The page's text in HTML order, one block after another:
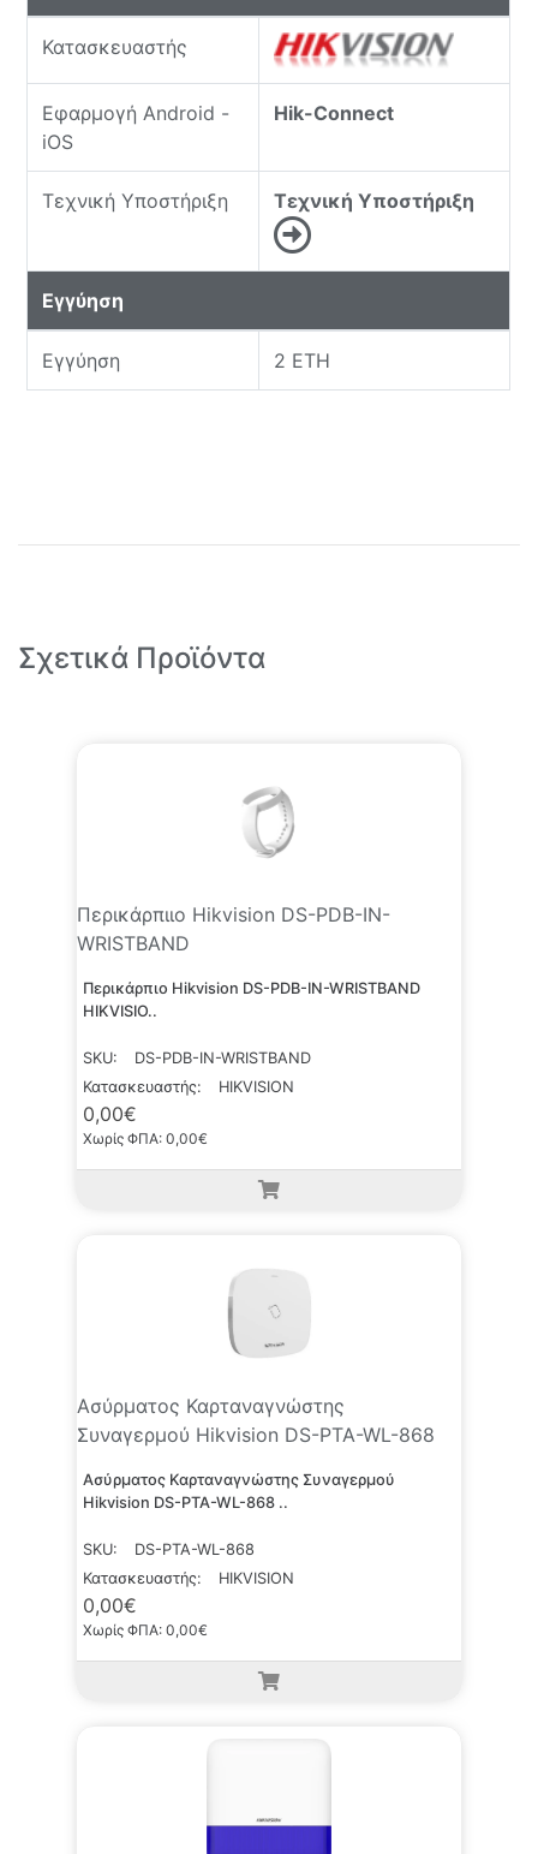
Κατασκευαστής
Εφαρμογή Android -
iOS
Hik-Connect
Τεχνική Υποστήριξη Τεχνική Υποστήριξη
Εγγύηση
Εγγύηση 2 ΕΤΗ
Σχετικά Προϊόντα
Περικάρπιιο Hikvision DS-PDB-IN-
WRISTBAND
Περικάρπιο Hikvision DS-PDB-IN-WRISTBAND
HIKVISIO..
SKU:
DS-PDB-IN-WRISTBAND
Κατασκευαστής:
HIKVISION
0,00€
Χωρίς ΦΠΑ: 0,00€
Ασύρματος Καρταναγνώστης
Συναγερμού Hikvision DS-PTA-WL-868
Ασύρματος Καρταναγνώστης Συναγερμού
Hikvision DS-PTA-WL-868 ..
SKU:
DS-PTA-WL-868
Κατασκευαστής:
HIKVISION
0,00€
Χωρίς ΦΠΑ: 0,00€